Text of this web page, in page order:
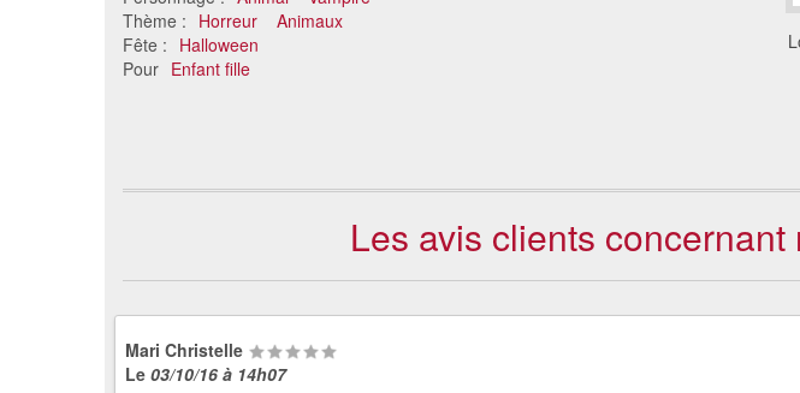
Thème : Horreur
Animaux
Fête : Halloween
Pour Enfant fille
Déguisement de chauve souris
squelette pour enfant
Les avis clients
Mari Christelle
Le 03/10/16 à 14h07